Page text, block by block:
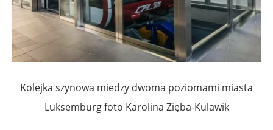
Kolejka szynowa miedzy dwoma poziomami miasta
Luksemburg foto Karolina Zięba-Kulawik